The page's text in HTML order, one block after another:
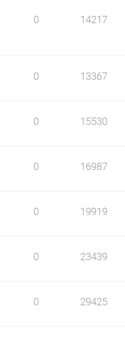
0 14217
0 13367
0 15530
0 16987
0 19919
0 23439
0 29425